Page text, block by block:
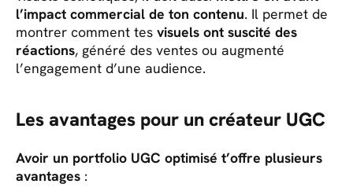
l’impact commercial de ton contenu. Il permet de
montrer comment tes visuels ont suscité des
réactions, généré des ventes ou augmenté
l’engagement d’une audience.
Les avantages pour un créateur UGC
Avoir un portfolio UGC optimisé t’offre plusieurs
avantages: